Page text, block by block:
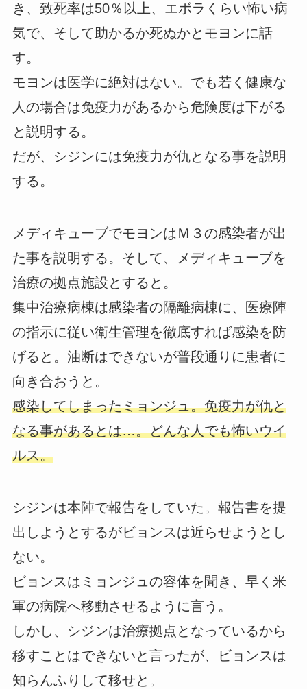
き、致死率は50％以上、エボラくらい怖い病
気で、そして助かるか死ぬかとモヨンに話
す。
モヨンは医学に絶対はない。でも若く健康な
人の場合は免疫力があるから危険度は下がる
と説明する。
だが、シジンには免疫力が仇となる事を説明
する。
メディキューブでモヨンはＭ３の感染者が出
た事を説明する。そして、メディキューブを
治療の拠点施設とすると。
集中治療病棟は感染者の隔離病棟に、医療陣
の指示に従い衛生管理を徹底すれば感染を防
げると。油断はできないが普段通りに患者に
向き合おうと。
感染してしまったミョンジュ。免疫力が仇と
なる事があるとは…。どんな人でも怖いウイ
ルス。
シジンは本陣で報告をしていた。報告書を提
出しようとするがビョンスは近らせようとし
ない。
ビョンスはミョンジュの容体を聞き、早く米
軍の病院へ移動させるように言う。
しかし、シジンは治療拠点となっているから
移すことはできないと言ったが、ビョンスは
知らんふりして移せと。